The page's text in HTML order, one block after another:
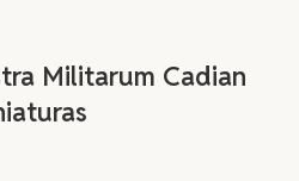
Militarum Cadian